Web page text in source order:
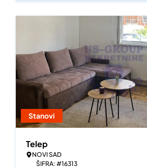
Stanovi
Telep
NOVI SAD
ŠIFRA: #16313